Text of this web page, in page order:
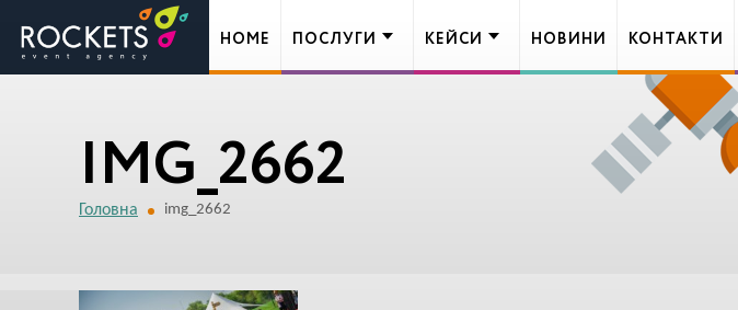
IMG_2662
Головна img_2662
HOME ПОСЛУГИ КЕЙСИ НОВИНИ КОНТАКТИ